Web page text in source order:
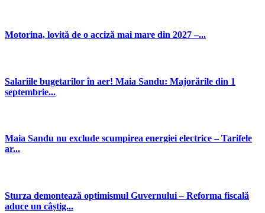
Motorina, lovită de o acciză mai mare din 2027 –...
Salariile bugetarilor în aer! Maia Sandu: Majorările din 1
septembrie...
Maia Sandu nu exclude scumpirea energiei electrice – Tarifele
ar...
Sturza demontează optimismul Guvernului – Reforma fiscală
aduce un câștig...